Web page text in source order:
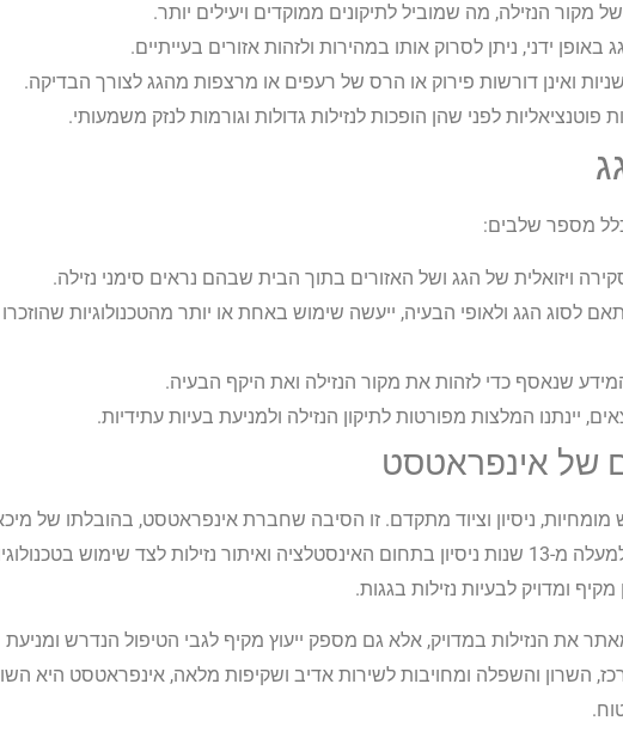
מקור הנזילה, מה שמוביל לתיקונים ממוקדים ויעילים יותר.
ידני, ניתן לסרוק אותו במהירות ולזהות אזורים בעייתיים.
ואינן דורשות פירוק או הרס של רעפים או מרצפות מהגג לצורך הבדיקה.
פוטנציאליות לפני שהן הופכות לנזילות גדולות וגורמות לנזק משמעותי.
כלל מספר שלבים:
ויזואלית של הגג ושל האזורים בתוך הבית שבהם נראים סימני נזילה.
לסוג הגג ולאופי הבעיה, ייעשה שימוש באחת או יותר מהטכנולוגיות שהוזכרו
שנאסף כדי לזהות את מקור הנזילה ואת היקף הבעיה.
יינתנו המלצות מפורטות לתיקון הנזילה ולמניעת בעיות עתידיות.
של אינפראטסט
מומחיות, ניסיון וציוד מתקדם. זו הסיבה שחברת אינפראטסט, בהובלתו של
זאנה, היא הבחירה המושלמת עבורכם. עם למעלה מ-13 שנות ניסיון בתחום האינסטלציה ואיתור נזילות לצד שימוש
ומדויק לבעיות נזילות בגגות.
את הנזילות במדויק, אלא גם מספק ייעוץ מקיף לגבי הטיפול הנדרש ומניעת
השרון והשפלה ומחויבות לשירות אדיב ושקיפות מלאה, אינפראטסט היא